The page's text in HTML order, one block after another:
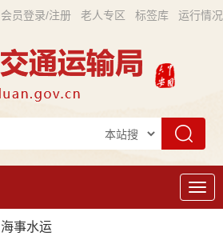
会员登录/注册 老人专区 标签库 运行情况
导
航
海事水运